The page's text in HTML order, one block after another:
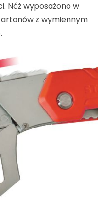
Nóż wyposażono w
z wymiennym